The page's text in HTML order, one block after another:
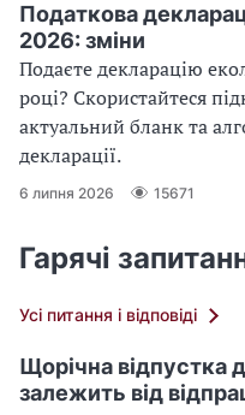
Податкова
2026: зміни
Подаєте декларацію
році? Скористайтеся
актуальний бланк та
декларації.
6 липня 2026 15671
Гарячі
Усі питання і відповіді
Щорічна відпустка
залежить від